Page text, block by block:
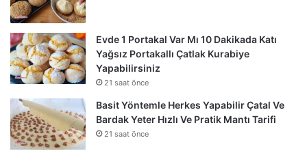
Evde 1 Portakal Var Mı 10 Dakikada Katı
Yağsız Portakallı Çatlak Kurabiye
Yapabilirsiniz
21 saat önce
Basit Yöntemle Herkes Yapabilir Çatal Ve
Bardak Yeter Hızlı Ve Pratik Mantı Tarifi
21 saat önce